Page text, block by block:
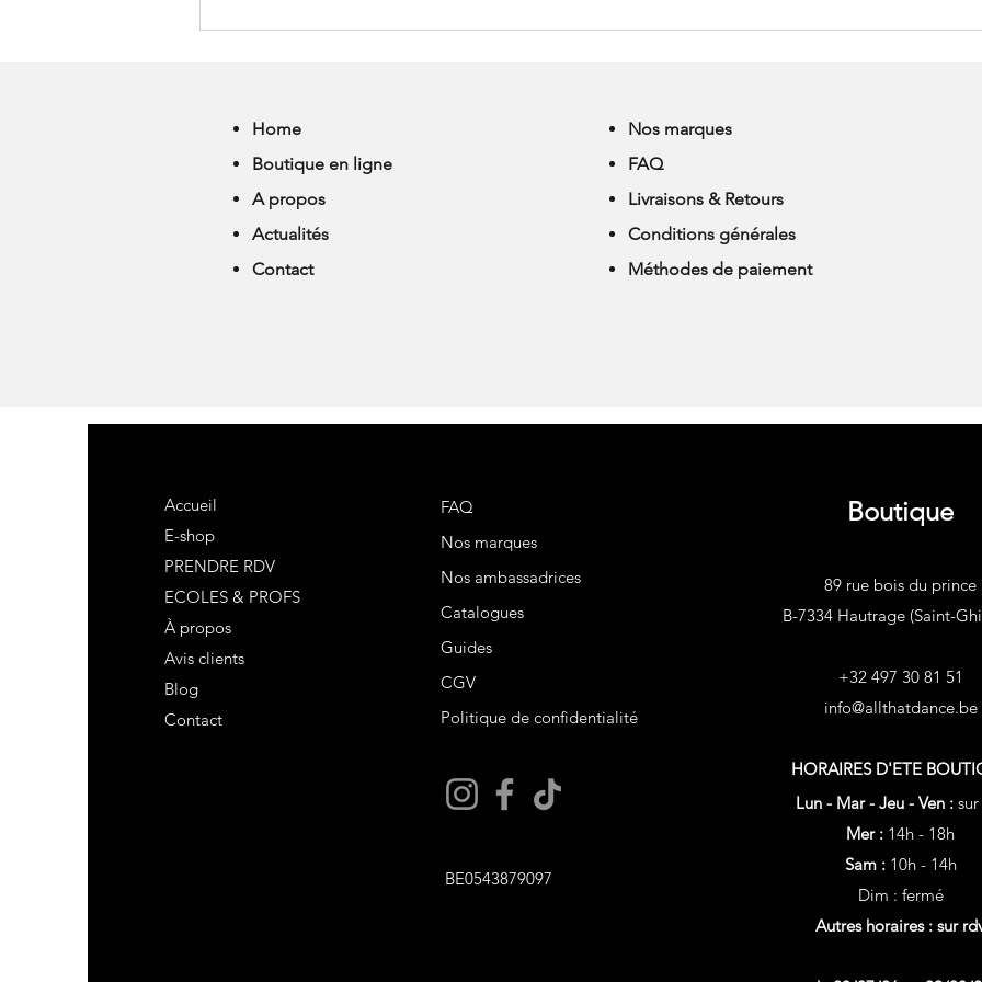
Home
Boutique en ligne
A propos
Actualités
Contact
Nos marques
FAQ
Livraisons & Retours
Conditions générales
Méthodes de paiement
Accueil
E-shop
PRENDRE RDV
ECOLES & PROFS
À propos
Avis clients
Blog
Contact
FAQ
Nos marques
Nos ambassadrices
Catalogues
Guides
CGV
Politique de confidentialité
BE0543879097
Boutique
89 rue bois du prince
B-7334 Hautrage (Saint-
+32 497 30 81 51
info@allthatdance.be
HORAIRES D'ETE
Lun - Mar - Jeu - Ven :
Mer : 14h - 18h
Sam : 10h - 14h
Dim : fermé
Autres horaires : sur